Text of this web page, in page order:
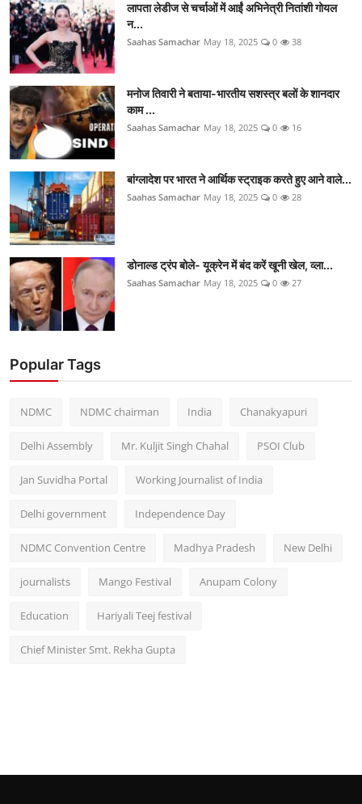
लापता लेडीज से चर्चाओं में आईं अभिनेत्री नितांशी गोयल
न...
Saahas Samachar May 18, 2025 0 38
मनोज तिवारी ने बताया-भारतीय सशस्त्र बलों के शानदार
काम ...
Saahas Samachar May 18, 2025 0 16
बांग्लादेश पर भारत ने आर्थिक स्ट्राइक करते हुए आने वाले...
Saahas Samachar May 18, 2025 0 28
डोनाल्ड ट्रंप बोले- यूक्रेन में बंद करें खूनी खेल, व्ला...
Saahas Samachar May 18, 2025 0 27
Popular Tags
NDMC NDMC chairman India Chanakyapuri
Delhi Assembly Mr. Kuljit Singh Chahal PSOI Club
Jan Suvidha Portal Working Journalist of India
Delhi government Independence Day
NDMC Convention Centre Madhya Pradesh New Delhi
journalists Mango Festival Anupam Colony
Education Hariyali Teej festival
Chief Minister Smt. Rekha Gupta